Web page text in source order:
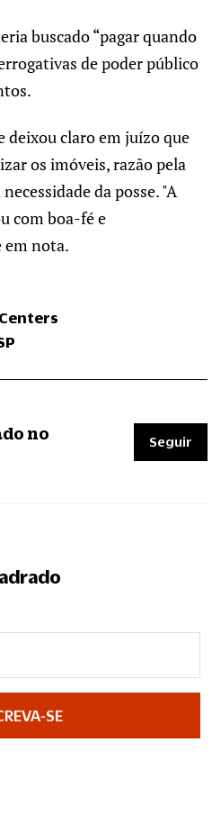
buscado “pagar quando
de poder público
deixou claro em juízo que
os imóveis, razão pela
da posse. "A
com boa-fé e
em nota.
no
Seguir
SE